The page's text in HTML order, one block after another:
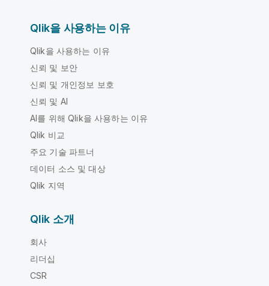
Qlik을 사용하는 이유
Qlik을 사용하는 이유
신뢰 및 보안
신뢰 및 개인정보 보호
신뢰 및 AI
AI를 위해 Qlik을 사용하는 이유
Qlik 비교
주요 기술 파트너
데이터 소스 및 대상
Qlik 지역
Qlik 소개
회사
리더십
CSR